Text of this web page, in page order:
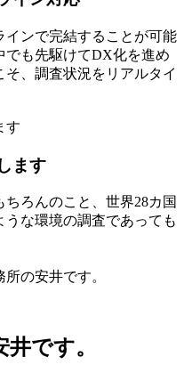
インで完結することが可能
でも先駆けてDX化を進め
そ
調査状況をリアルタイ
ます
ちろんのこと 、 世界28カ国
うな環境の調査であっても
井です。